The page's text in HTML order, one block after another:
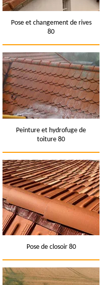
Pose et changement de rives
80
Peinture et hydrofuge de
toiture 80
Pose de closoir 80